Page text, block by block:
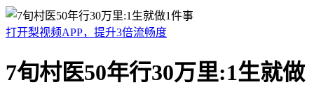
打开梨视频APP，提升3倍流畅度
7旬村医50年行30万里:1生就做